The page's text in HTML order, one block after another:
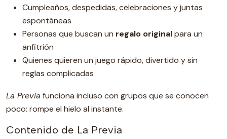
Cumpleaños, despedidas, celebraciones y juntas
espontáneas
Personas que buscan un regalo originalpara un
anfitrión
Quienes quieren un juego rápido, divertido y sin
reglas complicadas
La Previa funciona incluso con grupos que se conocen
poco: rompe el hielo al instante.
Contenido de La Previa